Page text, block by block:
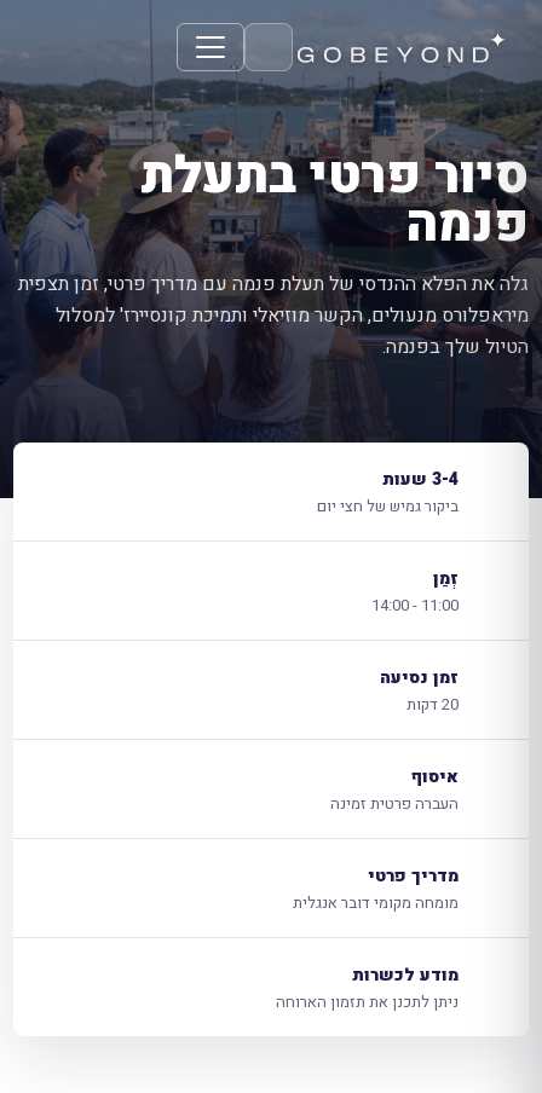
סיור פרטי בתעלת
פנמה
גלה את הפלא ההנדסי של תעלת פנמה עם מדריך פרטי, זמן תצפית
מיראפלורס מנעולים, הקשר מוזיאלי ותמיכת קונסיירז' למסלול
הטיול שלך בפנמה.
3-4 שעות
ביקור גמיש של חצי יום
זְמַן
11:00 - 14:00
זמן נסיעה
20 דקות
איסוף
העברה פרטית זמינה
מדריך פרטי
מומחה מקומי דובר אנגלית
מודע לכשרות
ניתן לתכנן את תזמון הארוחה